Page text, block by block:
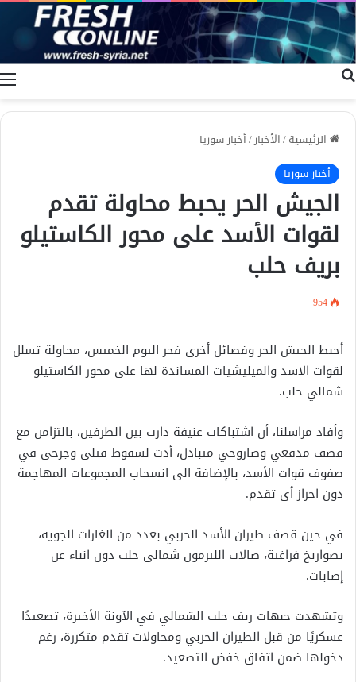
الرئيسية/الأخبار/أخبار سوريا
أخبار سوريا
الجيش الحر يحبط محاولة تقدم
لقوات الأسد على محور الكاستيلو
بريف حلب
954
أحبط الجيش الحر وفصائل أخرى فجر اليوم الخميس، محاولة تسلل
لقوات الاسد والميليشيات المساندة لها على محور الكاستيلو
شمالي حلب.
وأفاد مراسلنا، أن اشتباكات عنيفة دارت بين الطرفين، بالتزامن مع
قصف مدفعي وصاروخي متبادل، أدت لسقوط قتلى وجرحى في
صفوف قوات الأسد، بالإضافة الى انسحاب المجموعات المهاجمة
دون احراز أي تقدم.
في حين قصف طيران الأسد الحربي بعدد من الغارات الجوية،
بصواريخ فراغية، صالات الليرمون شمالي حلب دون انباء عن
إصابات.
وتشهدت جبهات ريف حلب الشمالي في الآونة الأخيرة، تصعيدًا
عسكريًا من قبل الطيران الحربي ومحاولات تقدم متكررة، رغم
دخولها ضمن اتفاق خفض التصعيد.